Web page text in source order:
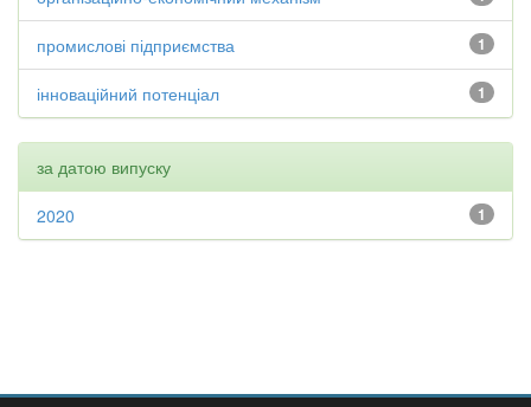
1
промислові підприємства
1
інноваційний потенціал
за датою випуску
1
2020